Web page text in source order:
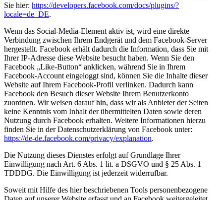
Sie hier: https://developers.facebook.com/docs/plugins/?
locale=de_DE.
Wenn das Social-Media-Element aktiv ist, wird eine direkte
Verbindung zwischen Ihrem Endgerät und dem Facebook-Server
hergestellt. Facebook erhält dadurch die Information, dass Sie mit
Ihrer IP-Adresse diese Website besucht haben. Wenn Sie den
Facebook „Like-Button“ anklicken, während Sie in Ihrem
Facebook-Account eingeloggt sind, können Sie die Inhalte dieser
Website auf Ihrem Facebook-Profil verlinken. Dadurch kann
Facebook den Besuch dieser Website Ihrem Benutzerkonto
zuordnen. Wir weisen darauf hin, dass wir als Anbieter der Seiten
keine Kenntnis vom Inhalt der übermittelten Daten sowie deren
Nutzung durch Facebook erhalten. Weitere Informationen hierzu
finden Sie in der Datenschutzerklärung von Facebook unter:
https://de-de.facebook.com/privacy/explanation.
Die Nutzung dieses Dienstes erfolgt auf Grundlage Ihrer
Einwilligung nach Art. 6 Abs. 1 lit. a DSGVO und § 25 Abs. 1
TDDDG. Die Einwilligung ist jederzeit widerrufbar.
Soweit mit Hilfe des hier beschriebenen Tools personenbezogene